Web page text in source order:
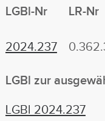
LGBl-Nr LR-Nr
2024.237
LGBl zur
LGBl 2024.237